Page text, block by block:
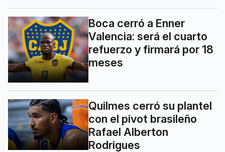
Boca cerró a Enner
Valencia: será el cuarto
refuerzo y firmará por 18
meses
Quilmes cerró su plantel
con el pivot brasileño
Rafael Alberton
Rodrigues